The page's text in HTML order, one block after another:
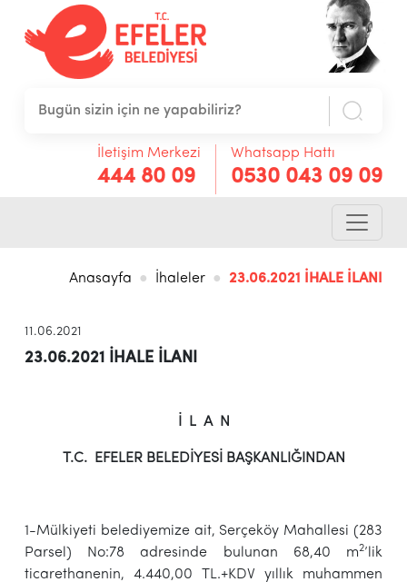
İletişim Merkezi
444 80 09
Whatsapp Hattı
0530 043 09 09
Anasayfa İhaleler 23.06.2021 İHALE İLANI
11.06.2021
23.06.2021 İHALE İLANI
İ L A N
T.C. EFELER BELEDİYESİ BAŞKANLIĞINDAN
1-Mülkiyeti belediyemize ait, Serçeköy Mahallesi (283
Parsel) No:78 adresinde bulunan 68,40 m2’lik
ticarethanenin, 4.440,00 TL.+KDV yıllık muhammen